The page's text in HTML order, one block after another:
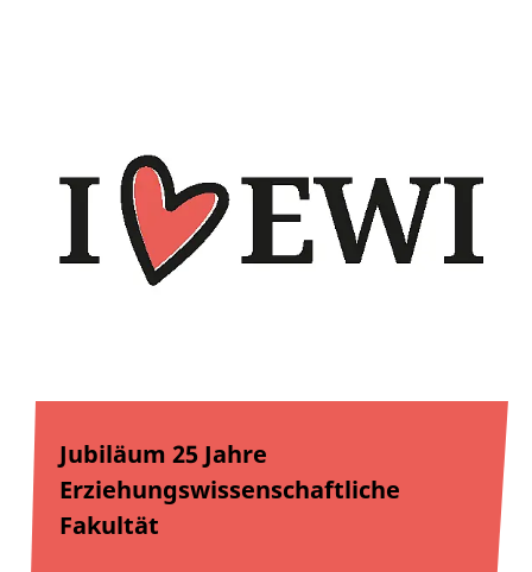
Jubiläum 25 Jahre
Erziehungswissenschaftliche
Fakultät